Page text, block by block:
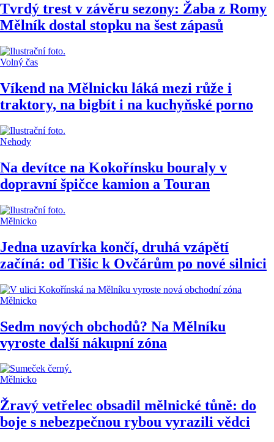
Tvrdý trest v závěru sezony: Žaba z Romy
Mělník dostal stopku na šest zápasů
Volný čas
Víkend na Mělnicku láká mezi růže i
traktory, na bigbít i na kuchyňské porno
Nehody
Na devítce na Kokořínsku bouraly v
dopravní špičce kamion a Touran
Mělnicko
Jedna uzavírka končí, druhá vzápětí
začíná: od Tišic k Ovčárům po nové silnici
Mělnicko
Sedm nových obchodů? Na Mělníku
vyroste další nákupní zóna
Mělnicko
Žravý vetřelec obsadil mělnické tůně: do
boje s nebezpečnou rybou vyrazili vědci